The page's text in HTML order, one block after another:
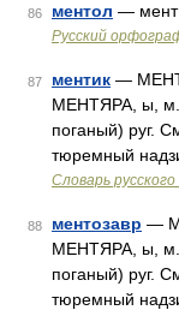
86 ментол — мент
Русский
87 ментик —
МЕНТЯРА, ы, м.
поганый) руг.
тюремный
Словарь русского
88 ментозавр —
МЕНТЯРА, ы, м.
поганый) руг.
тюремный